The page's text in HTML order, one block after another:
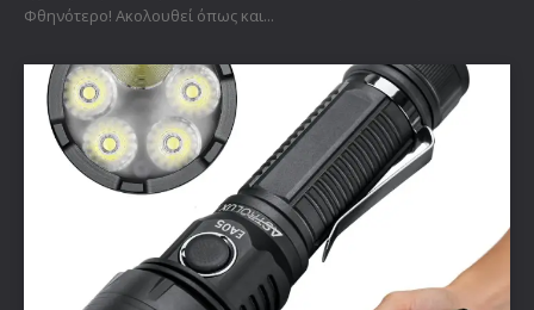
Φθηνότερο! Ακολουθεί όπως και...